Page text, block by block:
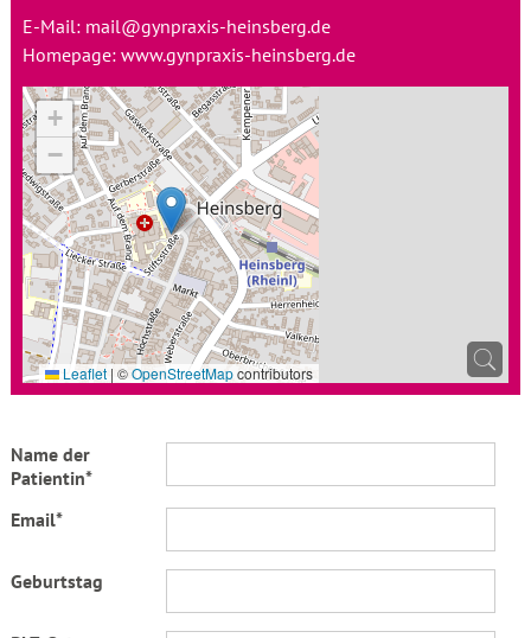
E-Mail: mail@gynpraxis-heinsberg.de
Homepage: www.gynpraxis-heinsberg.de
+
−
Leaflet | ©OpenStreetMapcontributors
Name der
Patientin*
Email*
Geburtstag